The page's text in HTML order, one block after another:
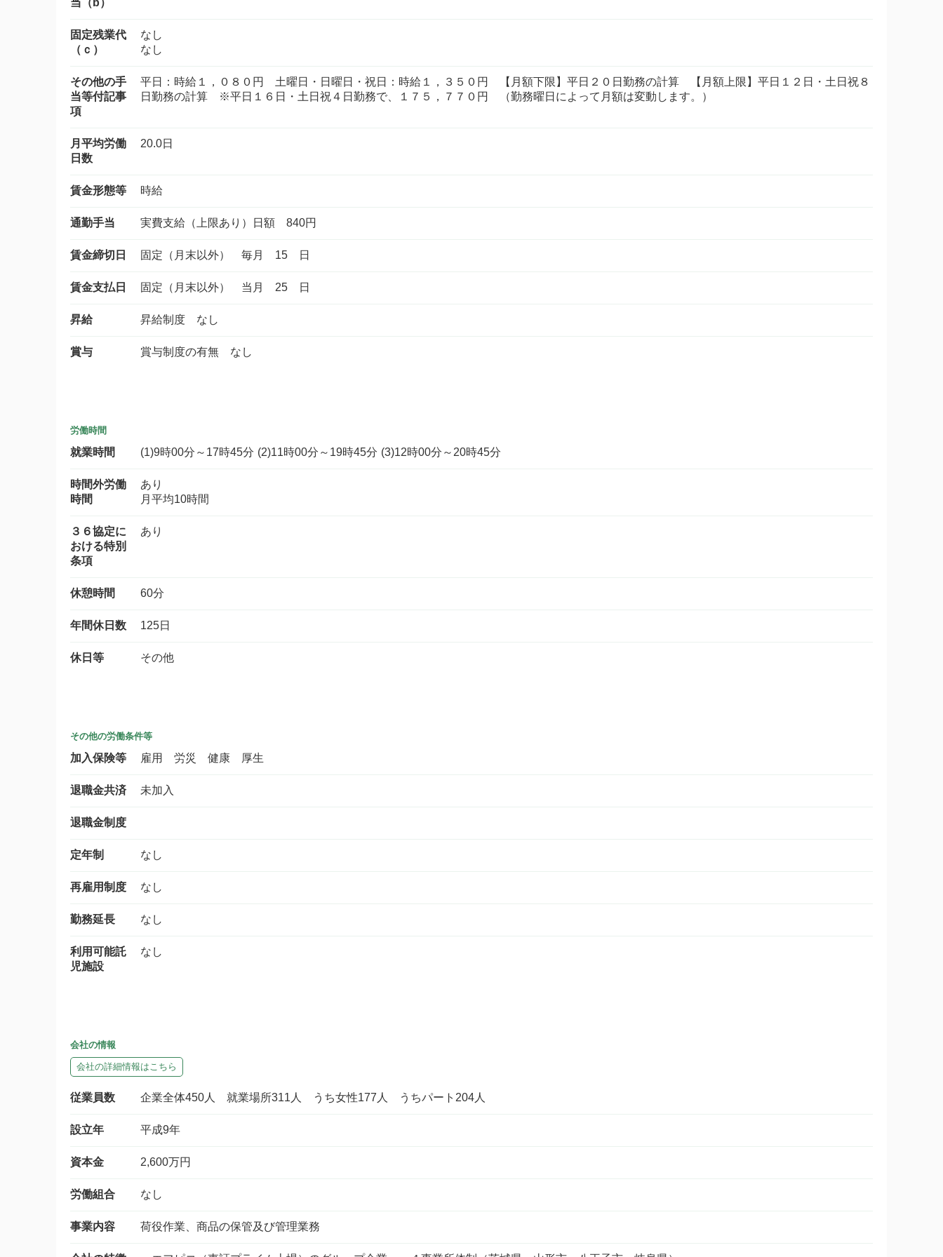
当（b）
固定残業代
（ｃ）
なし
なし
その他の手
当等付記事
項
平日：時給１，０８０円 土曜日・日曜日・祝日：時給１，３５０円 【月額下限】平日２０日勤務の計算 【月額上限】平日１２日・土日祝８
日勤務の計算 ※平日１６日・土日祝４日勤務で、１７５，７７０円 （勤務曜日によって月額は変動します。）
月平均労働
日数
20.0日
賃金形態等 時給
通勤手当 実費支給（上限あり）日額 840円
賃金締切日 固定（月末以外） 毎月 15 日
賃金支払日 固定（月末以外） 当月 25 日
昇給 昇給制度 なし
賞与 賞与制度の有無 なし
労働時間
就業時間 (1)9時00分～17時45分 (2)11時00分～19時45分 (3)12時00分～20時45分
時間外労働
時間
あり
月平均10時間
３６協定に
おける特別
条項
あり
休憩時間 60分
年間休日数 125日
休日等 その他
その他の労働条件等
加入保険等 雇用 労災 健康 厚生
退職金共済 未加入
退職金制度
定年制 なし
再雇用制度 なし
勤務延長 なし
利用可能託
児施設
なし
会社の情報
会社の詳細情報はこちら
従業員数 企業全体450人 就業場所311人 うち女性177人 うちパート204人
設立年 平成9年
資本金 2,600万円
労働組合 なし
事業内容 荷役作業、商品の保管及び管理業務